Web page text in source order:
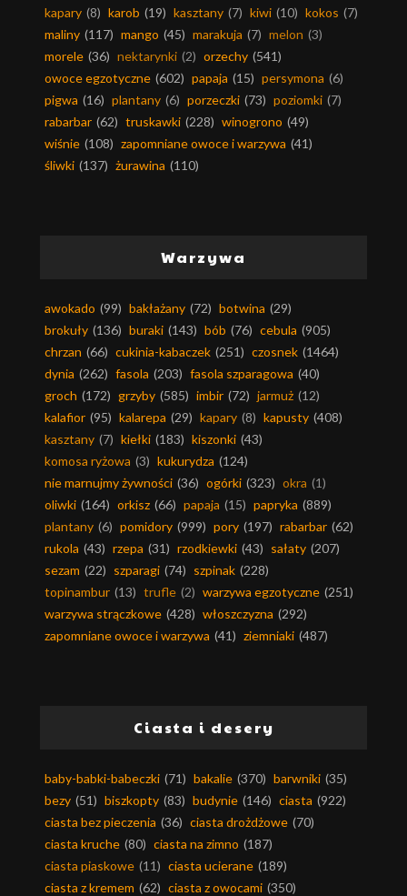
kapary (8) karob (19) kasztany (7) kiwi (10) kokos (7)
maliny (117) mango (45) marakuja (7) melon (3)
morele (36) nektarynki (2) orzechy (541)
owoce egzotyczne (602) papaja (15) persymona (6)
pigwa (16) plantany (6) porzeczki (73) poziomki (7)
rabarbar (62) truskawki (228) winogrono (49)
wiśnie (108) zapomniane owoce i warzywa (41)
śliwki (137) żurawina (110)
Warzywa
awokado (99) bakłażany (72) botwina (29)
brokuły (136) buraki (143) bób (76) cebula (905)
chrzan (66) cukinia-kabaczek (251) czosnek (1464)
dynia (262) fasola (203) fasola szparagowa (40)
groch (172) grzyby (585) imbir (72) jarmuż (12)
kalafior (95) kalarepa (29) kapary (8) kapusty (408)
kasztany (7) kiełki (183) kiszonki (43)
komosa ryżowa (3) kukurydza (124)
nie marnujmy żywności (36) ogórki (323) okra (1)
oliwki (164) orkisz (66) papaja (15) papryka (889)
plantany (6) pomidory (999) pory (197) rabarbar (62)
rukola (43) rzepa (31) rzodkiewki (43) sałaty (207)
sezam (22) szparagi (74) szpinak (228)
topinambur (13) trufle (2) warzywa egzotyczne (251)
warzywa strączkowe (428) włoszczyzna (292)
zapomniane owoce i warzywa (41) ziemniaki (487)
Ciasta i desery
baby-babki-babeczki (71) bakalie (370) barwniki (35)
bezy (51) biszkopty (83) budynie (146) ciasta (922)
ciasta bez pieczenia (36) ciasta drożdżowe (70)
ciasta kruche (80) ciasta na zimno (187)
ciasta piaskowe (11) ciasta ucierane (189)
ciasta z kremem (62) ciasta z owocami (350)